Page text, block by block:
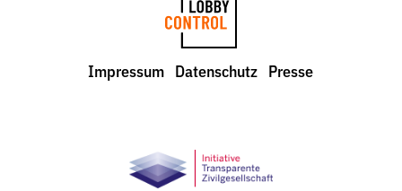
LobbyControl
Impressum Datenschutz Presse